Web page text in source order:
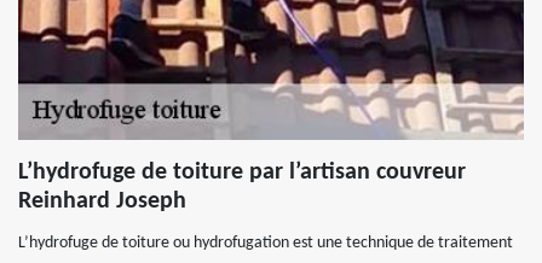
L’hydrofuge de toiture par l’artisan couvreur
Reinhard Joseph
L’hydrofuge de toiture ou hydrofugation est une technique de traitement